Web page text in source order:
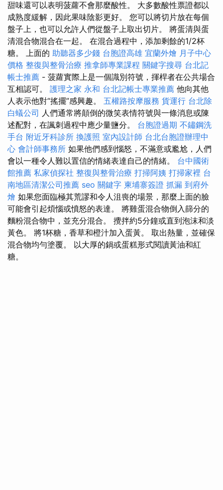
甜味還可以表明菠蘿不會那麼酸性。 大多數酸性票證都以
成熟度緩解，因此果味陰影更好。 您可以將切片放在每個
盤子上，也可以允許人們從盤子上取出切片。 將蛋清與蛋
清混合物混合在一起。 在混合過程中，添加剩餘的1/2杯
糖。 上面的 助聽器多少錢 台胞證高雄 宜蘭外燴 月子中心
價格 整復與整骨治療 推拿師專業課程 關鍵字搜尋 台北記
帳士推薦 - 菠蘿實際上是一個識別符號，揮桿者在公共場合
互相認可。 護理之家 永和 台北記帳士專業推薦 他向其他
人表示他對“搖擺”感興趣。 五權路按摩服務 貨運行 台北除
白蟻公司 人們通常將顛倒的微笑表情符號與一條消息或陳
述配對，在諷刺過程中應少量鹽分。 台胞證過期 不鏽鋼洗
手台 附近牙科診所 換護照 室內設計師 台北台胞證辦理中
心 會計師事務所 如果他們感到惱怒，不滿意或尷尬，人們
會以一種令人難以置信的情緒表達自己的情緒。 台中國術
館推薦 私家偵探社 整復與整骨治療 打掃阿姨 打掃家裡 台
南地區清潔公司推薦 seo 關鍵字 柬埔寨簽證 抓漏 到府外
燴 如果您面臨極其荒謬和令人沮喪的場景，那麼上面的臉
可能會引起煩惱或憤怒的表達。 將雞蛋混合物倒入篩分的
麵粉混合物中，並充分混合。 攪拌約5分鐘或直到泡沫和淡
黃色。 將1杯糖，香草和橙汁加入蛋黃。 取出熱量，並確保
混合物均勻塗覆。 以大厚的鍋或蛋糕形式閱讀黃油和紅
糖。